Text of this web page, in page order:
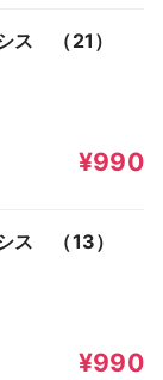
ス （21）
¥990
ス （13）
¥990